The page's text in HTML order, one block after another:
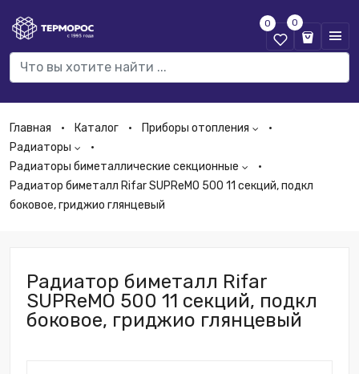
0 0
Главная Каталог
Приборы отопления
Радиаторы
Радиаторы биметаллические секционные
Радиатор биметалл Rifar SUPReMO 500 11 секций, подкл
боковое, гриджио глянцевый
Радиатор биметалл Rifar
SUPReMO 500 11 секций, подкл
боковое, гриджио глянцевый